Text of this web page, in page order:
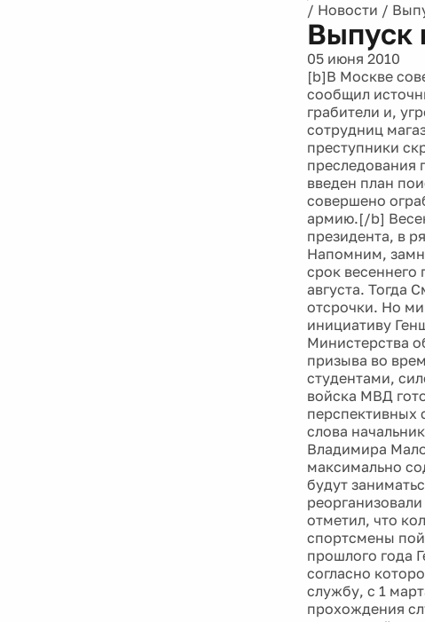
/ Новости /
Выпуск
05 июня 2010
[b]В Москве
сообщил
грабители и,
сотрудниц
преступники
преследования
введен план
совершено
армию.[/b]
президента, в
Напомним,
срок
августа. Тогда
отсрочки. Но
инициативу
Министерства
призыва во
студентами,
войска МВД
перспективных
слова
Владимира
максимально
будут
отметил, что
спортсмены
прошлого года
согласно
службу, с 1
прохождения